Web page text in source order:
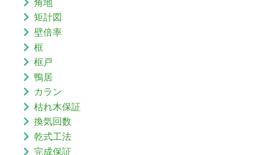
矩計図
壁倍率
框
框戸
鴨居
カラン
枯れ木保証
換気回数
乾式工法
完成保証